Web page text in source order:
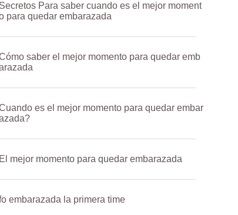
Secretos Para saber cuando es el mejor moment
para quedar embarazada
saber el mejor momento para quedar emb
es el mejor momento para quedar embar
El mejor momento para quedar embarazada
embarazada la primera time